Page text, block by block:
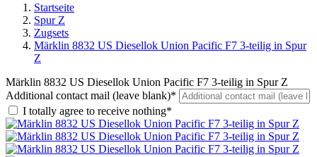
Startseite
Spur Z
Zugsets
Märklin 8832 US Diesellok Union Pacific F7 3-teilig in Spur
Z
Märklin 8832 US Diesellok Union Pacific F7 3-teilig in Spur Z
Additional contact mail (leave blank)*
I totally agree to receive nothing*